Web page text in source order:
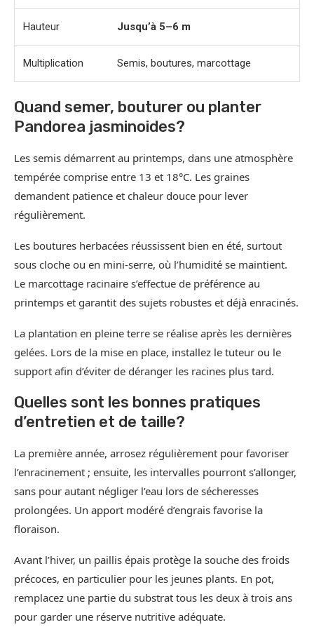
Hauteur Jusqu’à 5–6 m
Multiplication Semis, boutures, marcottage
Quand semer, bouturer ou planter
Pandorea jasminoides?
Les semis démarrent au printemps, dans une atmosphère
tempérée comprise entre 13 et 18°C. Les graines
demandent patience et chaleur douce pour lever
régulièrement.
Les boutures herbacées réussissent bien en été, surtout
sous cloche ou en mini-serre, où l’humidité se maintient.
Le marcottage racinaire s’effectue de préférence au
printemps et garantit des sujets robustes et déjà enracinés.
La plantation en pleine terre se réalise après les dernières
gelées. Lors de la mise en place, installez le tuteur ou le
support afin d’éviter de déranger les racines plus tard.
Quelles sont les bonnes pratiques
d’entretien et de taille?
La première année, arrosez régulièrement pour favoriser
l’enracinement ; ensuite, les intervalles pourront s’allonger,
sans pour autant négliger l’eau lors de sécheresses
prolongées. Un apport modéré d’engrais favorise la
floraison.
Avant l’hiver, un paillis épais protège la souche des froids
précoces, en particulier pour les jeunes plants. En pot,
remplacez une partie du substrat tous les deux à trois ans
pour garder une réserve nutritive adéquate.